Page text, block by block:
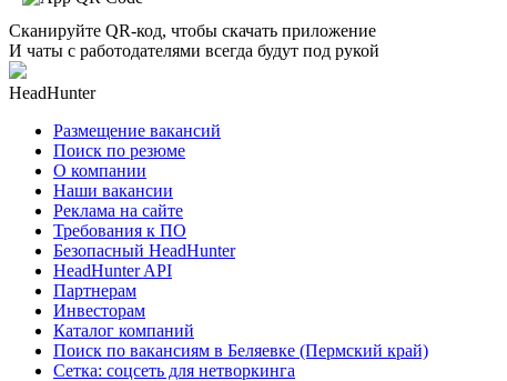
Сканируйте QR-код, чтобы скачать приложение
И чаты с работодателями всегда будут под рукой
HeadHunter
Размещение вакансий
Поиск по резюме
О компании
Наши вакансии
Реклама на сайте
Требования к ПО
Безопасный HeadHunter
HeadHunter API
Партнерам
Инвесторам
Каталог компаний
Поиск по вакансиям в Беляевке (Пермский край)
Сетка: соцсеть для нетворкинга